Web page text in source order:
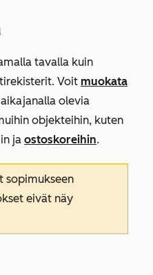
tavalla kuin
Voit muokata
olevia
objekteihin, kuten
ja ostoskoreihin.
sopimukseen
eivät näy